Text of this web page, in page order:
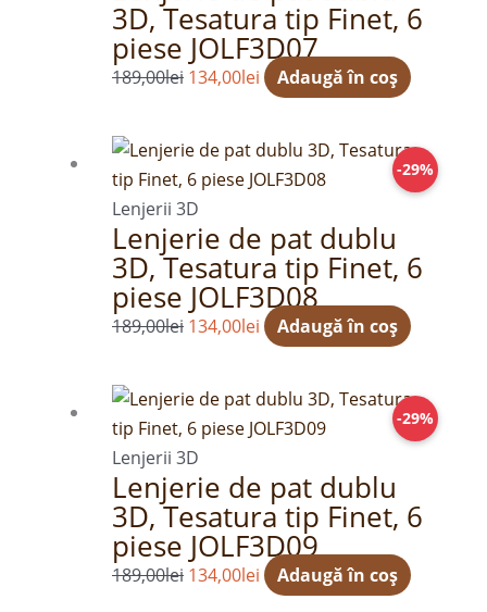
3D, Tesatura tip Finet, 6
piese JOLF3D07
189,00lei
189,00lei.
134,00lei Adaugă în coș
-29%
Lenjerii 3D
Lenjerie de pat dublu
3D, Tesatura tip Finet, 6
piese JOLF3D08
189,00lei
Prețul
inițial
a
fost:
189,00lei.
134,00lei
Prețul
curent
134,00lei.
Adaugă în coș
-29%
Lenjerii 3D
Lenjerie de pat dublu
3D, Tesatura tip Finet, 6
piese JOLF3D09
189,00lei
Prețul
inițial
a
fost:
189,00lei.
134,00lei
Prețul
curent
134,00lei.
Adaugă în coș